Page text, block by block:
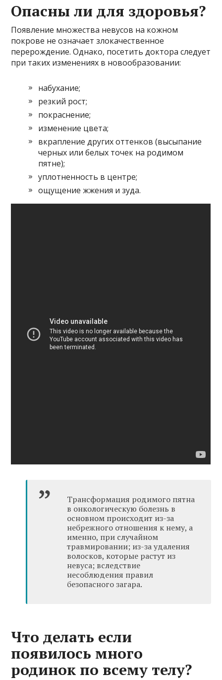
Опасны ли для здоровья?
Появление множества невусов на кожном
покрове не означает злокачественное
перерождение. Однако, посетить доктора следует
при таких изменениях в новообразовании:
набухание;
резкий рост;
покраснение;
изменение цвета;
вкрапление других оттенков (высыпание
черных или белых точек на родимом
пятне);
уплотненность в центре;
ощущение жжения и зуда.
Трансформация родимого пятна
в онкологическую болезнь в
основном происходит из-за
небрежного отношения к нему, а
именно, при случайном
травмировании; из-за удаления
волосков, которые растут из
невуса; вследствие
несоблюдения правил
безопасного загара.
Что делать если
появилось много
родинок по всему телу?